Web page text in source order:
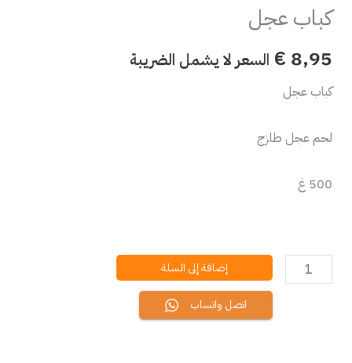
كباب عجل
€ 8,95 السعر لا يشمل الضريبة
كباب عجل
لحم عجل طازج
500 غ
إضافة إلى السلة
اتصل واتساب